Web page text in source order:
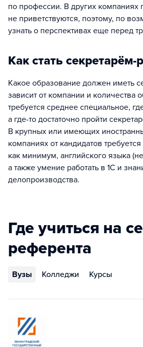
по профессии. В других
не приветствуются, поэтому, по
узнать о перспективах еще перед
Как стать
Какое образование должен иметь
зависит от компании и количества
требуется среднее специальное,
а где-то достаточно пройти
В крупных или имеющих
компаниях от кандидатов
как минимум, английского языка
а также умение работать в 1С и
делопроизводства.
Где учиться на
референта
Вузы Колледжи Курсы